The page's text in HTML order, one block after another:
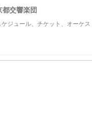
交響楽団
ジュール、チケット、オーケ